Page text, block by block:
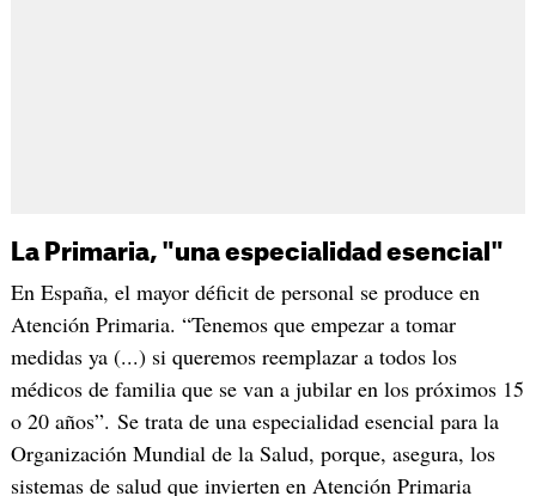
La Primaria, "una especialidad esencial"
En España, el mayor déficit de personal se produce en
Atención Primaria. “Tenemos que empezar a tomar
medidas ya (...) si queremos reemplazar a todos los
médicos de familia que se van a jubilar en los próximos 15
o 20 años”. Se trata de una especialidad esencial para la
Organización Mundial de la Salud, porque, asegura, los
sistemas de salud que invierten en Atención Primaria